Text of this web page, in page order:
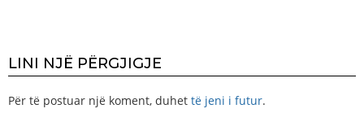
LINI NJË PËRGJIGJE
Për të postuar një koment, duhet të jeni i futur.